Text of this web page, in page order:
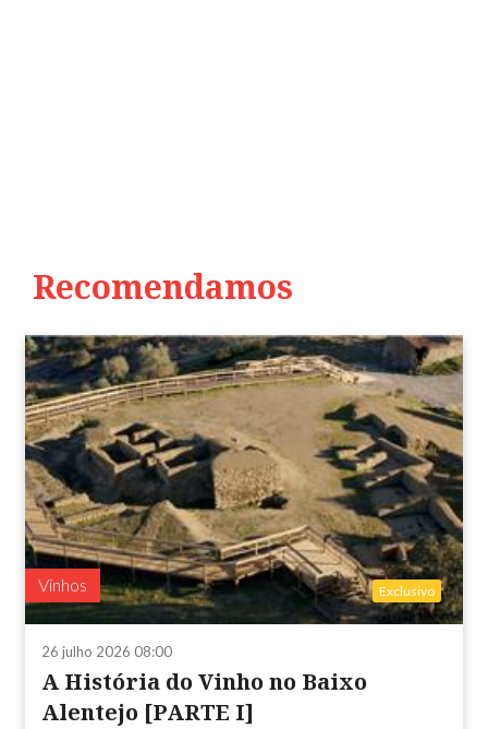
Recomendamos
Vinhos Exclusivo
26 julho 2026 08:00
A História do Vinho no Baixo
Alentejo [PARTE I]